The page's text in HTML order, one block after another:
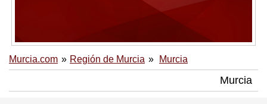
Murcia.com Región de Murcia Murcia
Murcia